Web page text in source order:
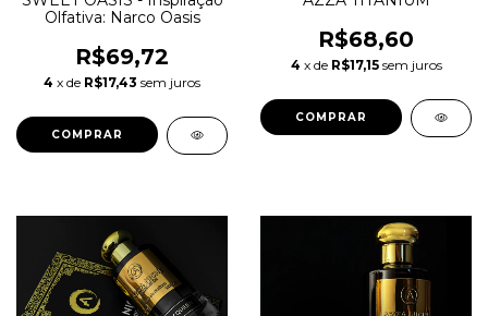
Olfativa: Narco Oasis
R$69,72
4 x de R$17,43 sem juros
COMPRAR
R$68,60
4 x de R$17,15 sem juros
COMPRAR